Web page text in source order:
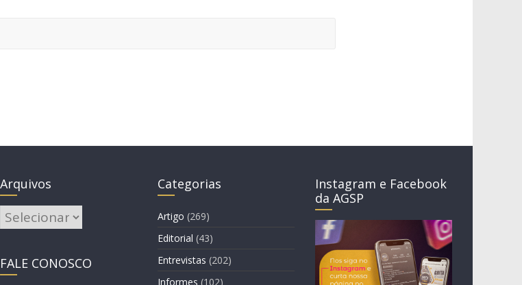
Arquivos
Arquivos
FALE CONOSCO
Categorias
Artigo (269)
Editorial (43)
Entrevistas (202)
Informes (102)
Instagram e Facebook
da AGSP